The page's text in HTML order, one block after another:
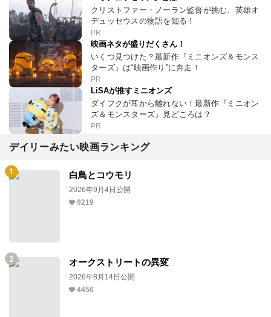
クリストファー・ノーラン監督が挑む、英雄オ
デュッセウスの物語を知る！
PR
映画ネタが盛りだくさん！
いくつ見つけた？最新作『ミニオンズ＆モンス
ターズ』は“映画作り”に奔走！
PR
LiSAが推すミニオンズ
ダイフクが耳から離れない！最新作『ミニオン
ズ＆モンスターズ』見どころは？
PR
デイリーみたい映画ランキング
白鳥とコウモリ
2026年9月4日公開
9219
オークストリートの異変
2026年8月14日公開
4456